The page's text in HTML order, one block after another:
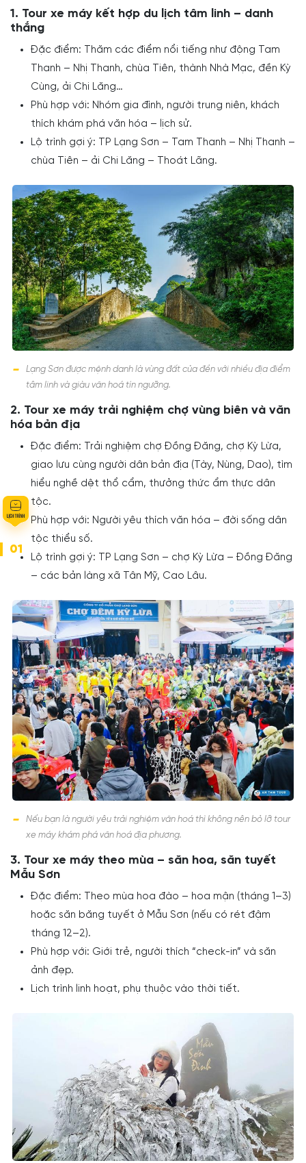
1. Tour xe máy kết hợp du lịch tâm linh – danh
thắng
Đặc điểm: Thăm các điểm nổi tiếng như động Tam
Thanh – Nhị Thanh, chùa Tiên, thành Nhà Mạc, đền Kỳ
Cùng, ải Chi Lăng…
Phù hợp với: Nhóm gia đình, người trung niên, khách
thích khám phá văn hóa – lịch sử.
Lộ trình gợi ý: TP Lạng Sơn – Tam Thanh – Nhị Thanh –
chùa Tiên – ải Chi Lăng – Thoát Lãng.
Lạng Sơn được mệnh danh là vùng đất của đền với nhiều địa điểm
tâm linh và giàu văn hoá tín ngưỡng.
2. Tour xe máy trải nghiệm chợ vùng biên và văn
hóa bản địa
Đặc điểm: Trải nghiệm chợ Đồng Đăng, chợ Kỳ Lừa,
giao lưu cùng người dân bản địa (Tày, Nùng, Dao), tìm
hiểu nghề dệt thổ cẩm, thưởng thức ẩm thực dân
tộc.
Phù hợp với: Người yêu thích văn hóa – đời sống dân
tộc thiểu số.
Lộ trình gợi ý: TP Lạng Sơn – chợ Kỳ Lừa – Đồng Đăng
– các bản làng xã Tân Mỹ, Cao Lâu.
Nếu bạn là người yêu trải nghiệm văn hoá thì không nên bỏ lỡ tour
xe máy khám phá văn hoá địa phương.
3. Tour xe máy theo mùa – săn hoa, săn tuyết
Mẫu Sơn
Đặc điểm: Theo mùa hoa đào – hoa mận (tháng 1–3)
hoặc săn băng tuyết ở Mẫu Sơn (nếu có rét đậm
tháng 12–2).
Phù hợp với: Giới trẻ, người thích “check-in” và săn
ảnh đẹp.
Lịch trình linh hoạt, phụ thuộc vào thời tiết.
01